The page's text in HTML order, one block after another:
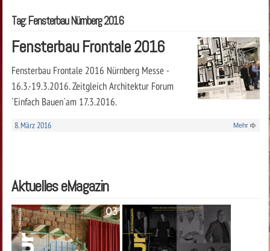
Tag: Fensterbau Nürnberg 2016
Fensterbau Frontale 2016
Fensterbau Frontale 2016 Nürnberg Messe -
16.3.-19.3.2016. Zeitgleich Architektur Forum
´Einfach Bauen´am 17.3.2016.
8. März 2016 Mehr
Aktuelles eMagazin